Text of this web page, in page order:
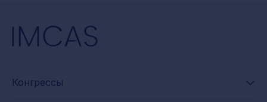
Конгрессы